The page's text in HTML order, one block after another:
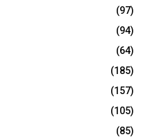
(97)
(94)
(64)
(185)
(157)
(105)
(85)